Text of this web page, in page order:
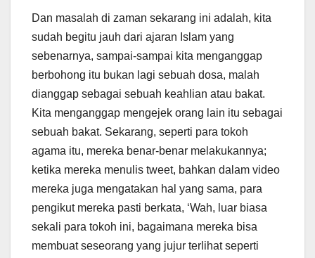
Dan masalah di zaman sekarang ini adalah, kita
sudah begitu jauh dari ajaran Islam yang
sebenarnya, sampai-sampai kita menganggap
berbohong itu bukan lagi sebuah dosa, malah
dianggap sebagai sebuah keahlian atau bakat.
Kita menganggap mengejek orang lain itu sebagai
sebuah bakat. Sekarang, seperti para tokoh
agama itu, mereka benar-benar melakukannya;
ketika mereka menulis tweet, bahkan dalam video
mereka juga mengatakan hal yang sama, para
pengikut mereka pasti berkata, ‘Wah, luar biasa
sekali para tokoh ini, bagaimana mereka bisa
membuat seseorang yang jujur terlihat seperti